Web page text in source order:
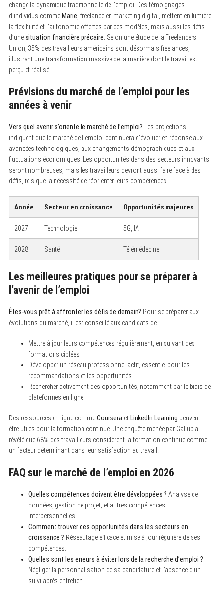
change la dynamique traditionnelle de l’emploi. Des témoignages
d’individus comme Marie , freelance en marketing digital, mettent en lumière
la flexibilité et l’autonomie offertes par ces modèles, mais aussi les défis
d’une situation financière précaire . Selon une étude de la Freelancers
Union, 35% des travailleurs américains sont désormais freelances,
illustrant une transformation massive de la manière dont le travail est
perçu et réalisé.
Prévisions du marché de l’emploi pour les
années à venir
Vers quel avenir s’oriente le marché de l’emploi? Les projections
indiquent que le marché de l’emploi continuera d’évoluer en réponse aux
avancées technologiques, aux changements démographiques et aux
fluctuations économiques. Les opportunités dans des secteurs innovants
seront nombreuses, mais les travailleurs devront aussi faire face à des
défis, tels que la nécessité de réorienter leurs compétences.
Année Secteur en croissance Opportunités majeures
2027 Technologie 5G, IA
2028 Santé Télémédecine
Les meilleures pratiques pour se préparer à
l’avenir de l’emploi
Êtes-vous prêt à affronter les défis de demain? Pour se préparer aux
évolutions du marché, il est conseillé aux candidats de :
Mettre à jour leurs compétences régulièrement, en suivant des
formations ciblées
Développer un réseau professionnel actif, essentiel pour les
recommandations et les opportunités
Rechercher activement des opportunités, notamment par le biais de
plateformes en ligne
Des ressources en ligne commeCoursera et LinkedIn Learning peuvent
être utiles pour la formation continue. Une enquête menée par Gallup a
révélé que 68% des travailleurs considèrent la formation continue comme
un facteur déterminant dans leur satisfaction au travail.
FAQ sur le marché de l’emploi en 2026
Quelles compétences doivent être développées ? Analyse de
données, gestion de projet, et autres compétences
interpersonnelles.
Comment trouver des opportunités dans les secteurs en
croissance ? Réseautage efficace et mise à jour régulière de ses
compétences.
Quelles sont les erreurs à éviter lors de la recherche d’emploi ?
Négliger la personnalisation de sa candidature et l’absence d’un
suivi après entretien.
f
o
r